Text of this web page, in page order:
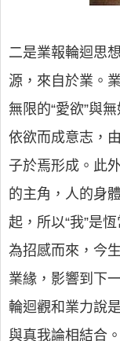
二是業報輪迴思
源，來自於業。
無限的“愛欲”與
依欲而成意志，
子於焉形成。此
的主角，人的身
起，所以“我”是
為招感而來，今
業緣，影響到下
輪迴觀和業力說
與真我論相結合。